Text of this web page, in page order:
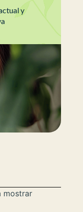
y
mostrar